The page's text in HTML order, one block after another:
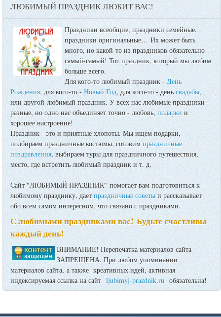
ЛЮБИМЫЙ ПРАЗДНИК ЛЮБИТ ВАС!
Праздники всеобщие, праздники семейные,
праздники оригинальные… Их может быть
много, но какой-то из праздников обязательно -
самый-самый! Тот праздник, который мы любим
больше всего.
Для кого-то любимый праздник - День
Рождения, для кого-то -Новый Год, для кого-то - деньсвадьбы,
или другой любимый праздник. У всех нас любимые праздники -
разные, но одно нас объединяет точно - любовь,подаркии
хорошее настроение!
Праздник - это и приятные хлопоты. Мы ищем подарки,
подбираем праздничные костюмы, готовимпраздничные
поздравления, выбираем туры для праздничного путешествия,
место, где встретить любимый праздник и т. д.
Сайт "ЛЮБИМЫЙ ПРАЗДНИК" помогает вам подготовиться к
любимому празднику, даетпраздничные советы и рассказывает
обо всем самом интересном, что связано с праздниками.
С любимыми праздниками вас! Будьте счастливы
каждый день!
ВНИМАНИЕ! Перепечатка материалов сайта
ЗАПРЕЩЕНА. При любом упоминании
материалов сайта, а также креативных идей, активная
индексируемая ссылка на сайт ljubimyj-prazdnik.ruобязательна!